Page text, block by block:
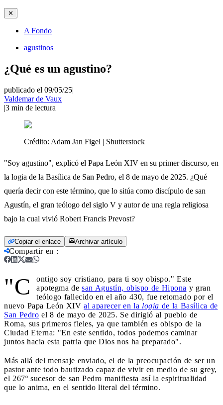
✕
A Fondo
agustinos
¿Qué es un agustino?
publicado el 09/05/25|
Valdemar de Vaux
|3 min de lectura
Crédito: Adam Jan Figel | Shutterstock
"Soy agustino", explicó el Papa León XIV en su primer discurso, en
la logia de la Basílica de San Pedro, el 8 de mayo de 2025. ¿Qué
quería decir con este término, que lo sitúa como discípulo de san
Agustín, el gran teólogo del siglo V y autor de una regla religiosa
bajo la cual vivió Robert Francis Prevost?
Copiar el enlace Archivar artículo
Compartir en :
"C
ontigo soy cristiano, para ti soy obispo." Este
apotegma de san Agustín, obispo de Hipona y gran
teólogo fallecido en el año 430, fue retomado por el
nuevo Papa León XIV al aparecer en la logia de la Basílica de
San Pedro el 8 de mayo de 2025. Se dirigió al pueblo de
Roma, sus primeros fieles, ya que también es obispo de la
Ciudad Eterna: "En este sentido, todos podemos caminar
juntos hacia esta patria que Dios nos ha preparado".
Más allá del mensaje enviado, el de la preocupación de ser un
pastor ante todo bautizado capaz de vivir en medio de su grey,
el 267º sucesor de san Pedro manifiesta así la espiritualidad
que lo anima, en el sentido literal del término.